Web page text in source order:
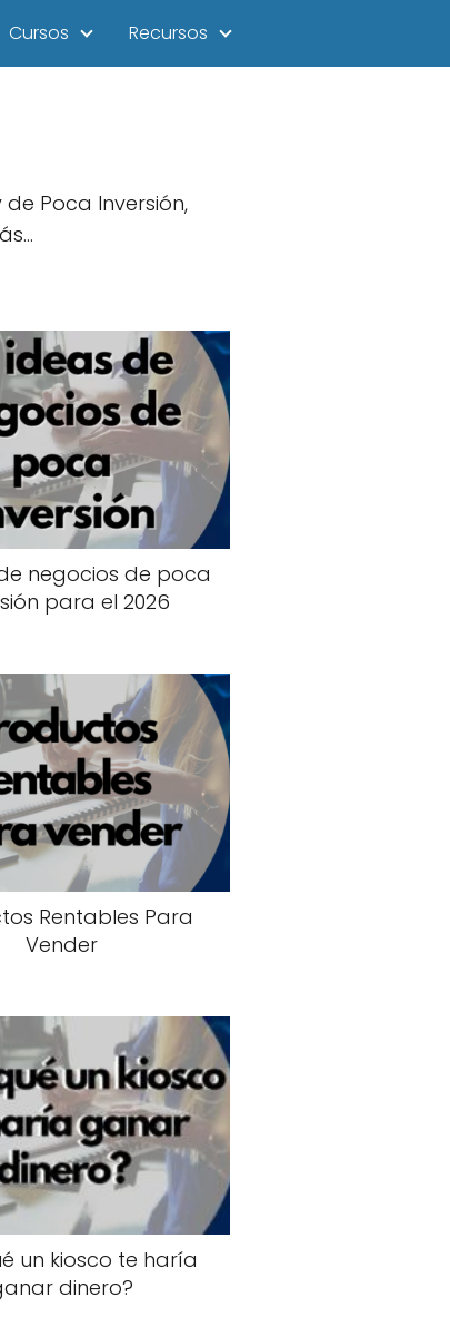
Cursos Recursos
Poca Inversión,
negocios de poca
para el 2026
Rentables Para
Vender
un kiosco te haría
dinero?